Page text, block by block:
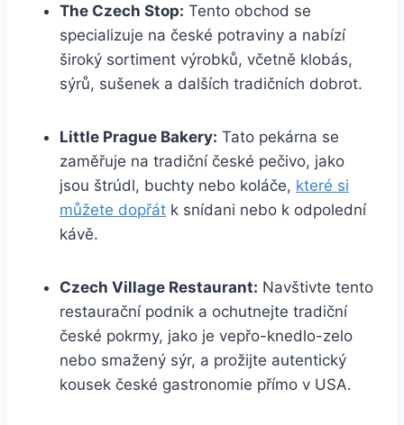
The Czech Stop: Tento obchod se
specializuje na české potraviny a nabízí
široký sortiment výrobků, včetně klobás,
sýrů, sušenek a dalších tradičních dobrot.
Little Prague Bakery: Tato pekárna se
zaměřuje na tradiční české pečivo, jako
jsou štrúdl, buchty nebo koláče, které si
můžete dopřát k snídani nebo k odpolední
kávě.
Czech Village Restaurant: Navštivte tento
restaurační podnik a ochutnejte tradiční
české pokrmy, jako je vepřo-knedlo-zelo
nebo smažený sýr, a prožijte autentický
kousek české gastronomie přímo v USA.